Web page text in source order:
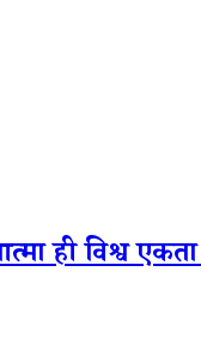
ही विश्व एकता